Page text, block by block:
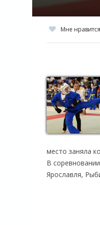
Мне нравится
место заняла
В
Ярославля,